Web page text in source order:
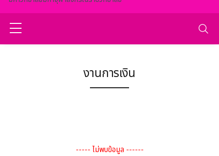
งานการเงิน
----- ไม่พบข้อมูล ------